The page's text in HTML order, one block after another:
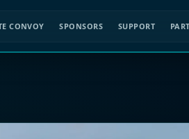
CONVOY SPONSORS SUPPORT